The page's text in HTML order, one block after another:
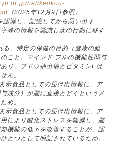
net/kenkou-
（2025年12月9日参照）
認識し、記憶してから思い出す
等の情報を認識し次の行動に移す
る、特定の保健の目的（健康の維
こと。マインド フルの機能性関与
り、ブドウ抽出物とビタミンEは
ん。
示食品としての届け出情報に、ア
成分）が脳に直接とどくというメ
め。
示食品としての届け出情報に、ア
により酸化ストレスを軽減し、脳
機能の低下を改善することが、認
とつとして明記されているため。